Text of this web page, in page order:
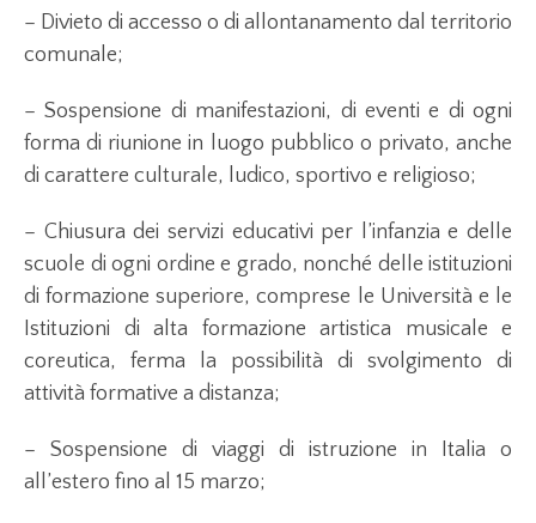
– Divieto di accesso o di allontanamento dal territorio
comunale;
– Sospensione di manifestazioni, di eventi e di ogni
forma di riunione in luogo pubblico o privato, anche
di carattere culturale, ludico, sportivo e religioso;
– Chiusura dei servizi educativi per l’infanzia e delle
scuole di ogni ordine e grado, nonché delle istituzioni
di formazione superiore, comprese le Università e le
Istituzioni di alta formazione artistica musicale e
coreutica, ferma la possibilità di svolgimento di
attività formative a distanza;
– Sospensione di viaggi di istruzione in Italia o
all’estero fino al 15 marzo;